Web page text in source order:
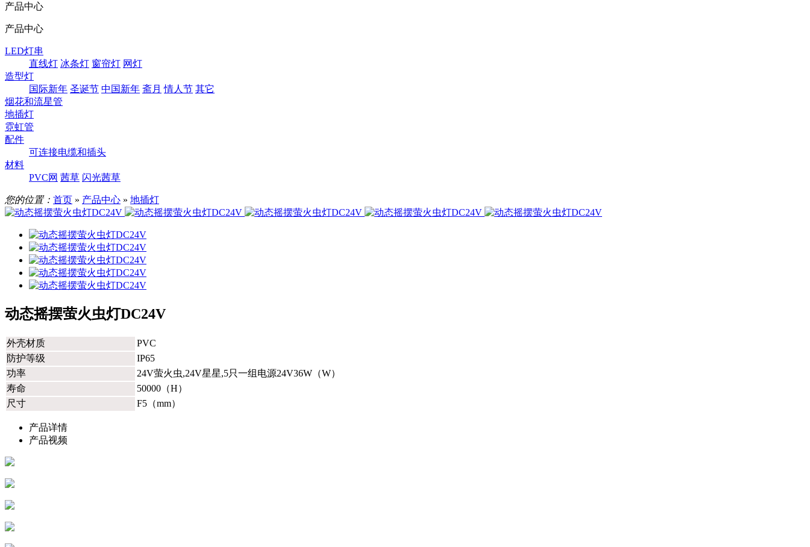
产品中心
产品中心
LED灯串
直线灯 冰条灯 窗帘灯 网灯
造型灯
国际新年 圣诞节 中国新年 斋月 情人节 其它
烟花和流星管
地插灯
霓虹管
配件
可连接电缆和插头
材料
PVC网 茜草 闪光茜草
您的位置： 首页 » 产品中心 » 地插灯
动态摇摆萤火虫灯DC24V
外壳材质
PVC
防护等级
IP65
功率
24V萤火虫,24V星星,5只一组电源24V36W（W）
寿命
50000（H）
尺寸
F5（mm）
产品详情
产品视频